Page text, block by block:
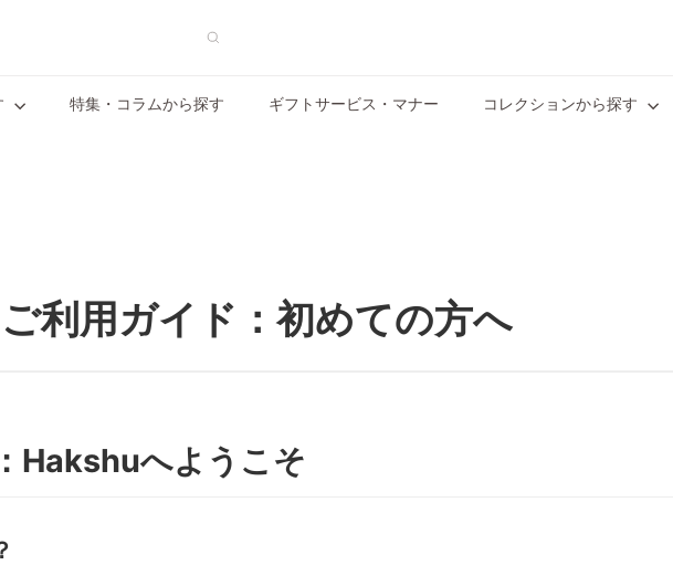
特集・コラムから探す ギフトサービス・マナー コレクションから探す
利用ガイド：初めての方へ
Hakshuへようこそ